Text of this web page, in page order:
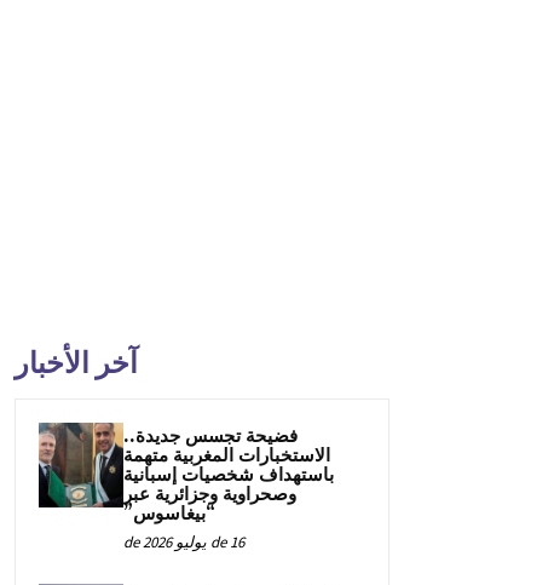
آخر الأخبار
فضيحة تجسس جديدة..
الاستخبارات المغربية متهمة
باستهداف شخصيات إسبانية
وصحراوية وجزائرية عبر
“بيغاسوس”
16 de يوليو de 2026